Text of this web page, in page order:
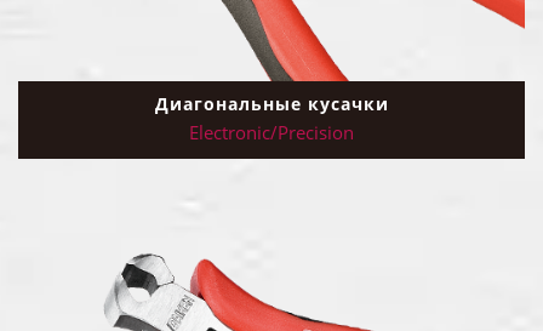
Диагональные кусачки
Electronic/Precision